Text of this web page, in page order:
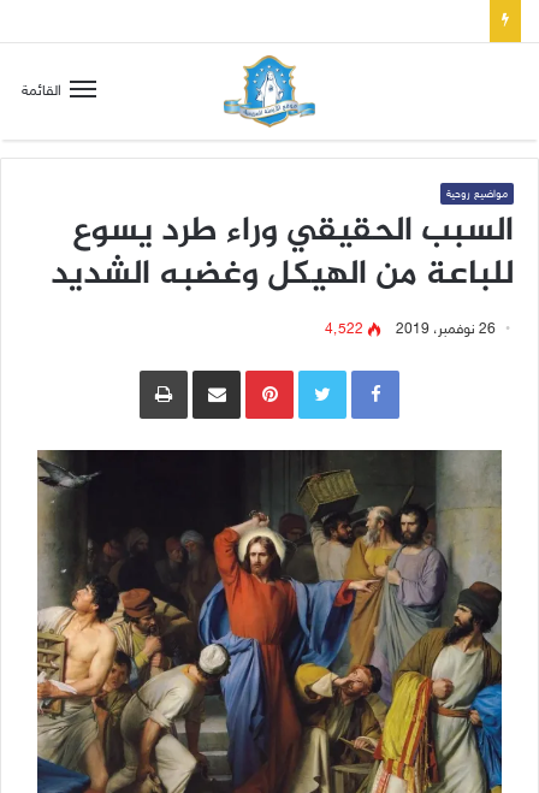
القائمة
مواضيع روحية
السبب الحقيقي وراء طرد يسوع
للباعة من الهيكل وغضبه الشديد
26 نوفمبر، 2019 4٬522
Pinterestمشاركة عبر البريد طباعة